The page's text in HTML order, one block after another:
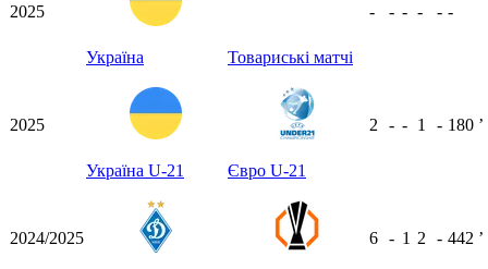
2025
Україна Товариські матчі
- - - - - -
2025
Україна U-21 Євро U-21
2 - - 1 - 180 ʼ
2024/2025 6 - 1 2 - 442 ʼ